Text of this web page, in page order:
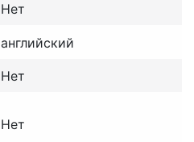
Нет
английский
Нет
Нет